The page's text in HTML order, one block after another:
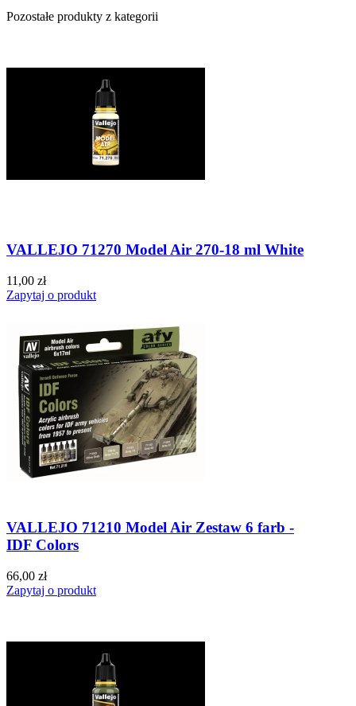
Pozostałe produkty z kategorii
VALLEJO 71270 Model Air 270-18 ml White
11,00 zł
Zapytaj o produkt
VALLEJO 71210 Model Air Zestaw 6 farb -
IDF Colors
66,00 zł
Zapytaj o produkt